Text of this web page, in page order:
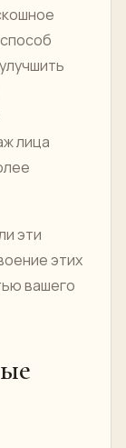
лица
эти
этих
вашего